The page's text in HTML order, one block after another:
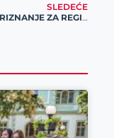
SLEDEĆE
NOVO PRIZNANJE ZA REGIONALNOG LIDERA: Meridianbet je najbolja online betting kompanija u Srbiji!